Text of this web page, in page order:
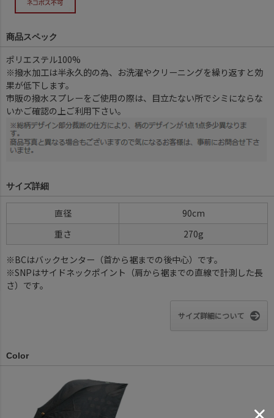
商品スペック
ポリエステル100%
※撥水加工は半永久的の為、お洗濯やクリーニングを繰り返すと効
果が低下します。
市販の撥水スプレーをご使用の際は、目立たない所でシミにならな
いかご確認の上ご利用下さい。
サイズ詳細
直径
90cm
重さ
270g
※BCはバックセンター（首から裾までの後中心）です。
※SNPはサイドネックポイント（肩から裾までの直線で計測した長
さ）です。
サイズ詳細について
Color